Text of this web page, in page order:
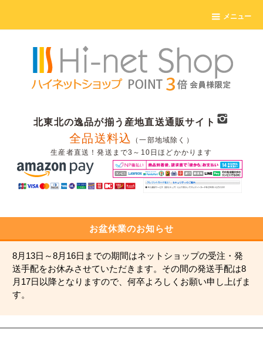
メニュー
北東北の逸品が揃う産地直送通販サイト
全品送料込
（一部地域除く）
生産者直送！発送まで3～10日ほどかかります
お盆休業のお知らせ
8月13日～8月16日までの期間はネットショップの受注・発
送手配をお休みさせていただきます。その間の発送手配は8
月17日以降となりますので、何卒よろしくお願い申し上げま
す。